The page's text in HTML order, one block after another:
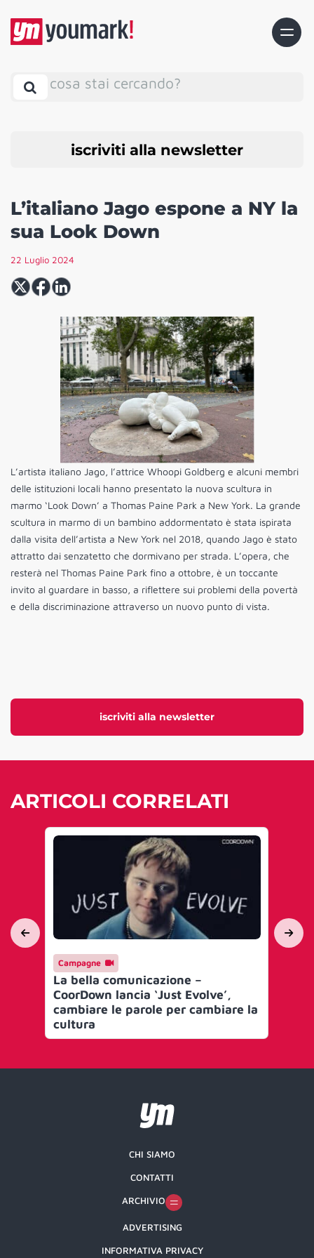
cosa stai cercando?
iscriviti alla newsletter
iscriviti alla newsletter
L’italiano Jago espone a NY la
sua Look Down
22 Luglio 2024
L’artista italiano Jago, l’attrice Whoopi Goldberg e alcuni membri
delle istituzioni locali hanno presentato la nuova scultura in
marmo ‘Look Down’ a Thomas Paine Park a New York. La grande
scultura in marmo di un bambino addormentato è stata ispirata
dalla visita dell’artista a New York nel 2018, quando Jago è stato
attratto dai senzatetto che dormivano per strada. L’opera, che
resterà nel Thomas Paine Park fino a ottobre, è un toccante
invito al guardare in basso, a riflettere sui problemi della povertà
e della discriminazione attraverso un nuovo punto di vista.
ARTICOLI CORRELATI
Campagne
La bella comunicazione –
CoorDown lancia ‘Just Evolve’,
cambiare le parole per cambiare la
cultura
CHI SIAMO
CONTATTI
ARCHIVIO
ADVERTISING
INFORMATIVA PRIVACY